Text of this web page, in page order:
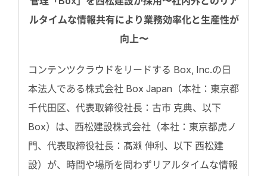
ルタイムな情報共有により業務効率化と生産性が
向上〜
コンテンツクラウドをリードする Box, Inc.の日
本法人である株式会社 Box Japan（本社：東京都
千代田区、代表取締役社長：古市 克典、以下
Box）は、西松建設株式会社（本社：東京都虎ノ
門、代表取締役社長：髙瀨 伸利、以下 西松建
設）が、時間や場所を問わずリアルタイムな情報